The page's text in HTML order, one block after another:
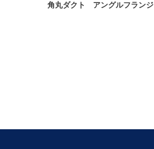
角丸ダクト アングルフランジ